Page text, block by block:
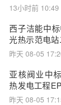
13小时前 10:49
西子洁能中
光热示范电
采购
昨天 08-05
亚核阀业中
热发电工程
止阀、熔盐三
昨天 08-05